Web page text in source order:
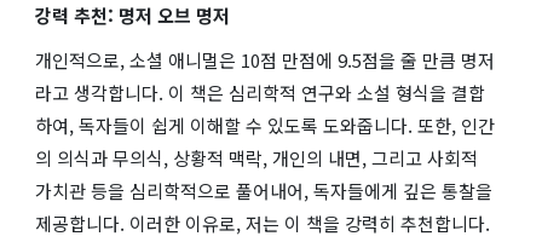
강력 추천: 명저 오브 명저
개인적으로,소셜 애니멀은 10점 만점에 9.5점을 줄 만큼 명저
라고 생각합니다. 이 책은 심리학적 연구와 소설 형식을 결합
하여, 독자들이 쉽게 이해할 수 있도록 도와줍니다. 또한, 인간
의 의식과 무의식, 상황적 맥락, 개인의 내면, 그리고 사회적
가치관 등을 심리학적으로 풀어내어, 독자들에게 깊은 통찰을
제공합니다. 이러한 이유로, 저는 이 책을 강력히 추천합니다.